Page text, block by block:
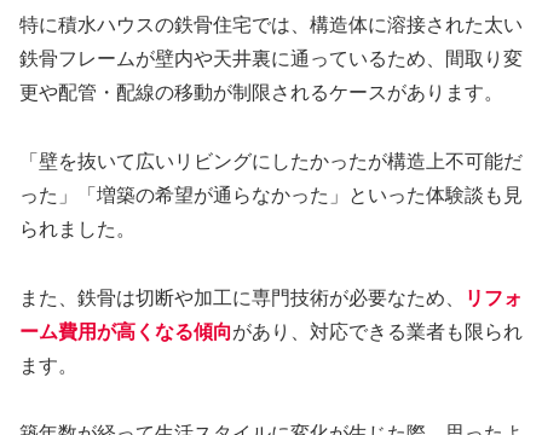
特に積水ハウスの鉄骨住宅では、構造体に溶接された太い
鉄骨フレームが壁内や天井裏に通っているため、間取り変
更や配管・配線の移動が制限されるケースがあります。
「壁を抜いて広いリビングにしたかったが構造上不可能だ
った」「増築の希望が通らなかった」といった体験談も見
られました。
また、鉄骨は切断や加工に専門技術が必要なため、
リフォ
ーム費用が高くなる傾向があり、対応できる業者も限られ
ます。